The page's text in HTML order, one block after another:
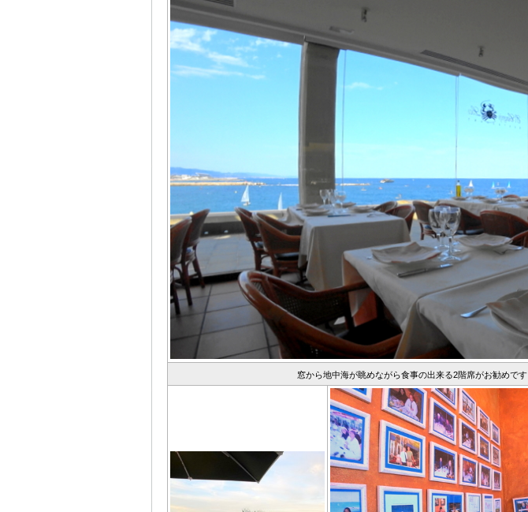
窓から地中海が眺めながら食事の出来る2階席がお勧めです